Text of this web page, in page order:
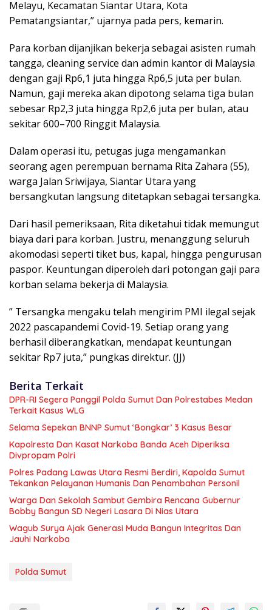
Melayu, Kecamatan Siantar Utara, Kota
Pematangsiantar,” ujarnya pada pers, kemarin.
Para korban dijanjikan bekerja sebagai asisten rumah
tangga, cleaning service dan admin kantor di Malaysia
dengan gaji Rp6,1 juta hingga Rp6,5 juta per bulan.
Namun, gaji mereka akan dipotong selama tiga bulan
sebesar Rp2,3 juta hingga Rp2,6 juta per bulan, atau
sekitar 600–700 Ringgit Malaysia.
Dalam operasi itu, petugas juga mengamankan
seorang agen perempuan bernama Rita Zahara (55),
warga Jalan Sriwijaya, Siantar Utara yang
bersangkutan langsung ditetapkan sebagai tersangka.
Dari hasil pemeriksaan, Rita diketahui tidak memungut
biaya dari para korban. Justru, menanggung seluruh
akomodasi seperti tiket bus, kapal, hingga pengurusan
paspor. Keuntungan diperoleh dari potongan gaji para
korban selama bekerja di Malaysia.
” Tersangka mengaku telah mengirim PMI ilegal sejak
2022 pascapandemi Covid-19. Setiap orang yang
berhasil diberangkatkan, mendapat keuntungan
sekitar Rp7 juta,” pungkas direktur. (JJ)
Berita Terkait
DPR-RI Segera Panggil Polda Sumut Dan Polrestabes Medan
Terkait Kasus WLG
Selama Sepekan BNNP Sumut ‘Bongkar’ 3 Kasus Besar
Kapolresta Dan Kasat Narkoba Banda Aceh Diperiksa
Divpropam Polri
Polres Padang Lawas Utara Resmi Berdiri, Kapolda Sumut
Tekankan Pelayanan Humanis Dan Penambahan Personil
Warga Dan Sekolah Sambut Gembira Rencana Gubernur
Bobby Bangun SD Negeri Lasara Di Nias Utara
Wagub Surya Ajak Generasi Muda Bangun Integritas Dan
Jauhi Narkoba
Polda Sumut